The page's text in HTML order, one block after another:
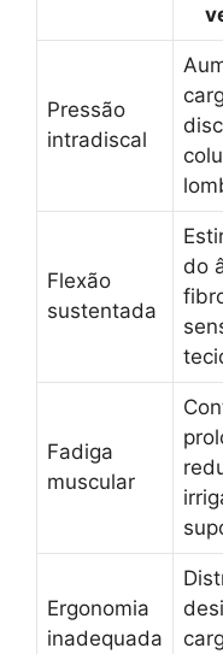
Pressão
intradiscal
Flexão
sustentada
do
Fadiga
muscular
Ergonomia
inadequada